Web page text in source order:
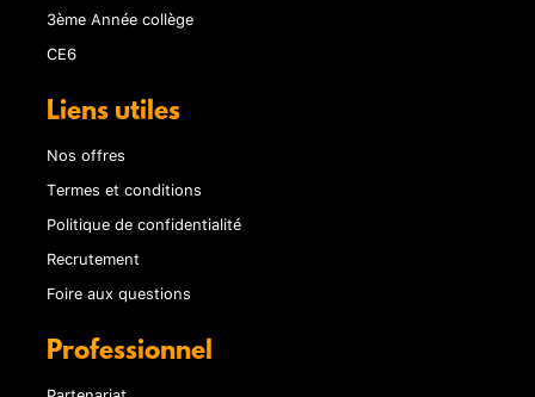
3ème Année collège
CE6
Liens utiles
Nos offres
Termes et conditions
Politique de confidentialité
Recrutement
Foire aux questions
Professionnel